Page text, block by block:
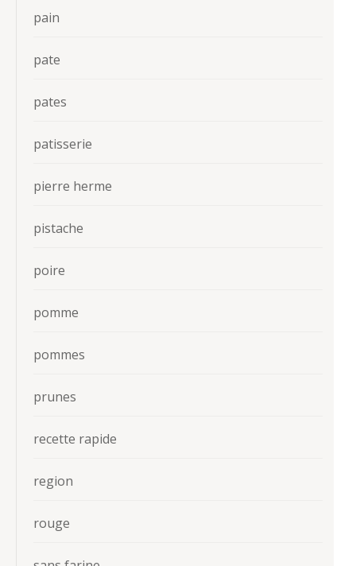
pain
pate
pates
patisserie
pierre herme
pistache
poire
pomme
pommes
prunes
recette rapide
region
rouge